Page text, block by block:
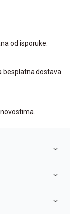
od isporuke.
besplatna dostava